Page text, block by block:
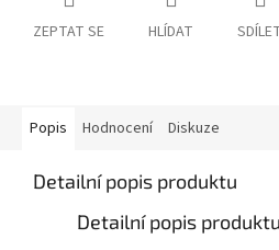
ZEPTAT SE HLÍDAT
Popis Hodnocení Diskuze
Detailní popis produktu
Detailní popis produktu